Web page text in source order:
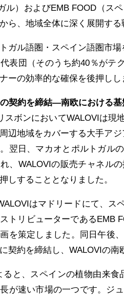
ル）およびEMB FOOD（ス
ら、地域全体に深く展開する
ガル語圏・スペイン語圏市
表団（そのうち約40％がテ
ーの効率的な確保を後押しし
契約を締結―南欧における基
スボンにおいてWALOVIは現
辺地域をカバーする大手ア
翌日、マカオとポルトガル
、WALOVIの販売チャネル
しすることとなりました。
はマドリードにて、ス
トリビューターであるEMB
を策定しました。同日午後
契約を締結し、WALOVIの南
ると、スペインの植物由来
が速い市場の一つです。ジ